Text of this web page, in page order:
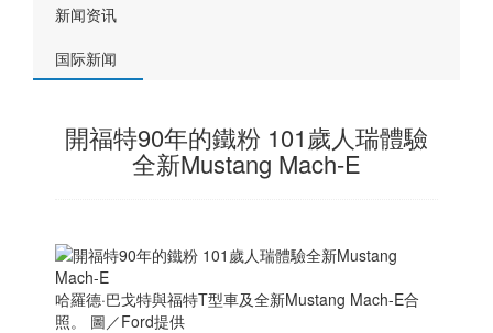
新闻资讯
国际新闻
開福特90年的鐵粉 101歲人瑞體驗
全新Mustang Mach-E
哈羅德·巴戈特與福特T型車及全新Mustang Mach-E合
照。 圖／Ford提供